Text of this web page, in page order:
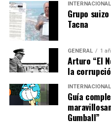
La actual crisis alimentaria
la situación vivida en la
combinación de crisis
provocó un aumento del
embargo, a diferencia de
tecnología y la
oportunidades para abordar
INTERNACIONAL
Grupo
Tacna
GENERAL 1
Arturo “El
la
INTERNACIONAL
Guía
Gumball”